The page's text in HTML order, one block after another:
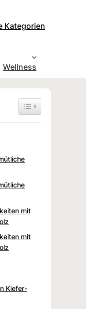
Kategorien
Wellness
Toggle Table of
mit
mit
Kiefer-